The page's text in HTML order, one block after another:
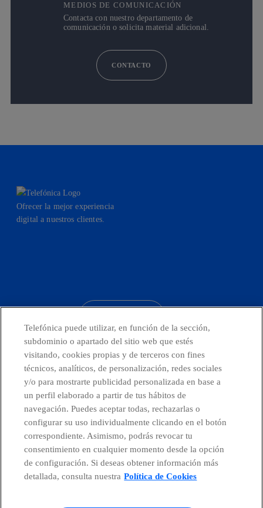
MEDIOS DE COMUNICACIÓN
Contacta con nuestro departamento de
comunicación o solicita material adicional.
CONTACTO
Ofrecer la mejor experiencia
digital a nuestros clientes.
Telefónica en redes sociales
Canal de Denuncias
Centro Global Transparencia
Telefónica puede utilizar, en función de la sección,
subdominio o apartado del sitio web que estés
visitando, cookies propias y de terceros con fines
técnicos, analíticos, de personalización, redes sociales
y/o para mostrarte publicidad personalizada en base a
un perfil elaborado a partir de tus hábitos de
navegación. Puedes aceptar todas, rechazarlas o
configurar su uso individualmente clicando en el botón
correspondiente. Asimismo, podrás revocar tu
consentimiento en cualquier momento desde la opción
de configuración. Si deseas obtener información más
detallada, consulta nuestra Política de Cookies